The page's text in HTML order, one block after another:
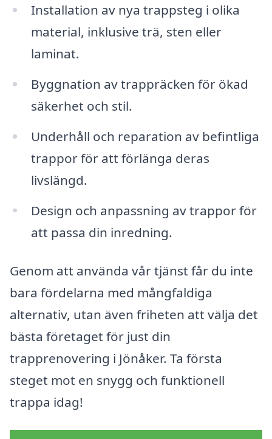
Installation av nya trappsteg i olika
material, inklusive trä, sten eller
laminat.
Byggnation av trappräcken för ökad
säkerhet och stil.
Underhåll och reparation av befintliga
trappor för att förlänga deras
livslängd.
Design och anpassning av trappor för
att passa din inredning.
Genom att använda vår tjänst får du inte
bara fördelarna med mångfaldiga
alternativ, utan även friheten att välja det
bästa företaget för just din
trapprenovering i Jönåker. Ta första
steget mot en snygg och funktionell
trappa idag!